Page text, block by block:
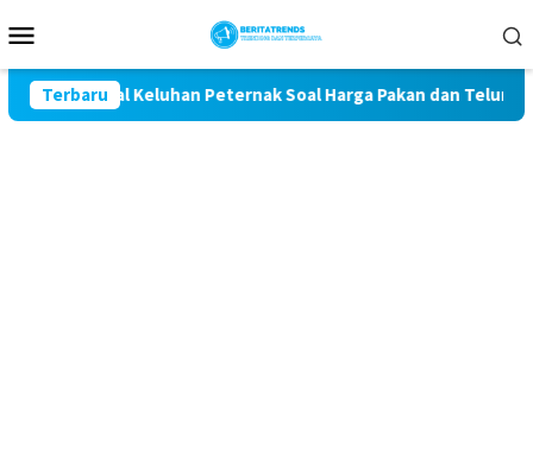
ke
Mobile
Terbaru
Kawal Keluhan Peternak Soal Harga Pakan dan Telur